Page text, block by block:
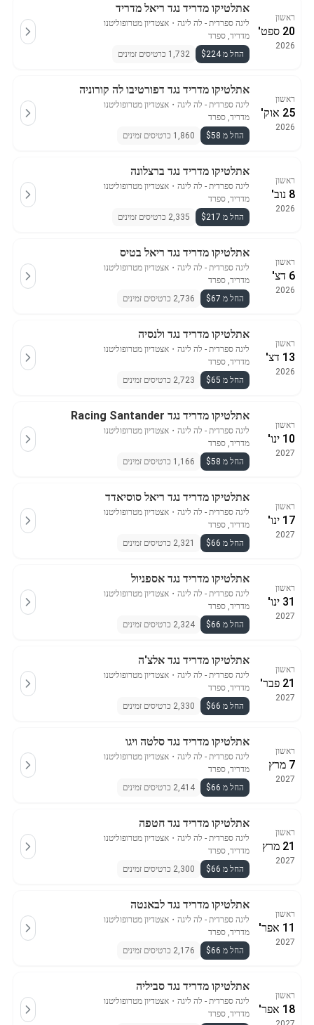
ראשון
20 ספט'
2026
אתלטיקו מדריד נגד ריאל מדריד
ליגה ספרדית - לה ליגה ・ אצטדיון מטרופוליטנו
מדריד, ספרד
החל מ $224
1,732 כרטיסים זמינים
ראשון
25 אוק'
2026
אתלטיקו מדריד נגד דפורטיבו לה קורוניה
ליגה ספרדית - לה ליגה ・ אצטדיון מטרופוליטנו
מדריד, ספרד
החל מ $58
1,860 כרטיסים זמינים
ראשון
8 נוב'
2026
אתלטיקו מדריד נגד ברצלונה
ליגה ספרדית - לה ליגה ・ אצטדיון מטרופוליטנו
מדריד, ספרד
החל מ $217
2,335 כרטיסים זמינים
ראשון
6 דצ'
2026
אתלטיקו מדריד נגד ריאל בטיס
ליגה ספרדית - לה ליגה ・ אצטדיון מטרופוליטנו
מדריד, ספרד
החל מ $67
2,736 כרטיסים זמינים
ראשון
13 דצ'
2026
אתלטיקו מדריד נגד ולנסיה
ליגה ספרדית - לה ליגה ・ אצטדיון מטרופוליטנו
מדריד, ספרד
החל מ $65
2,723 כרטיסים זמינים
ראשון
10 ינו'
2027
אתלטיקו מדריד נגד Racing Santander
ליגה ספרדית - לה ליגה ・ אצטדיון מטרופוליטנו
מדריד, ספרד
החל מ $58
1,166 כרטיסים זמינים
ראשון
17 ינו'
2027
אתלטיקו מדריד נגד ריאל סוסיאדד
ליגה ספרדית - לה ליגה ・ אצטדיון מטרופוליטנו
מדריד, ספרד
החל מ $66
2,321 כרטיסים זמינים
ראשון
31 ינו'
2027
אתלטיקו מדריד נגד אספניול
ליגה ספרדית - לה ליגה ・ אצטדיון מטרופוליטנו
מדריד, ספרד
החל מ $66
2,324 כרטיסים זמינים
ראשון
21 פבר'
2027
אתלטיקו מדריד נגד אלצ'ה
ליגה ספרדית - לה ליגה ・ אצטדיון מטרופוליטנו
מדריד, ספרד
החל מ $66
2,330 כרטיסים זמינים
ראשון
7 מרץ
2027
אתלטיקו מדריד נגד סלטה ויגו
ליגה ספרדית - לה ליגה ・ אצטדיון מטרופוליטנו
מדריד, ספרד
החל מ $66
2,414 כרטיסים זמינים
ראשון
21 מרץ
2027
אתלטיקו מדריד נגד חטפה
ליגה ספרדית - לה ליגה ・ אצטדיון מטרופוליטנו
מדריד, ספרד
החל מ $66
2,300 כרטיסים זמינים
ראשון
11 אפר'
2027
אתלטיקו מדריד נגד לבאנטה
ליגה ספרדית - לה ליגה ・ אצטדיון מטרופוליטנו
מדריד, ספרד
החל מ $66
2,176 כרטיסים זמינים
ראשון
18 אפר'
אתלטיקו מדריד נגד סביליה
ליגה ספרדית - לה ליגה ・ אצטדיון מטרופוליטנו
מדריד, ספרד